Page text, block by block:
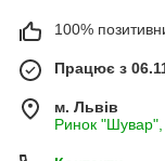
100%
Працює з
м. Львів
Ринок "Шувар",